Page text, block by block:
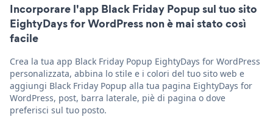
Incorporare l'app Black Friday Popup sul tuo sito
EightyDays for WordPress non è mai stato così
facile
Crea la tua app Black Friday Popup EightyDays for WordPress
personalizzata, abbina lo stile e i colori del tuo sito web e
aggiungi Black Friday Popup alla tua pagina EightyDays for
WordPress, post, barra laterale, piè di pagina o dove
preferisci sul tuo posto.